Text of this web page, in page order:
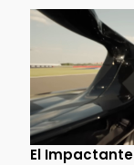
El Impactante